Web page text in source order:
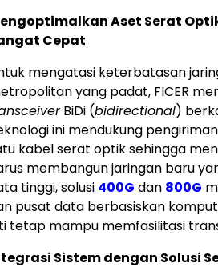
Aset Serat
Cepat
mengatasi keterbatasan
yang padat, FICER
BiDi (bidirectional)
ini mendukung
kabel serat optik sehingga
membangun jaringan baru
tinggi, solusi 400G dan 800G
pusat data berbasiskan
tetap mampu memfasilitasi
Sistem dengan Solusi